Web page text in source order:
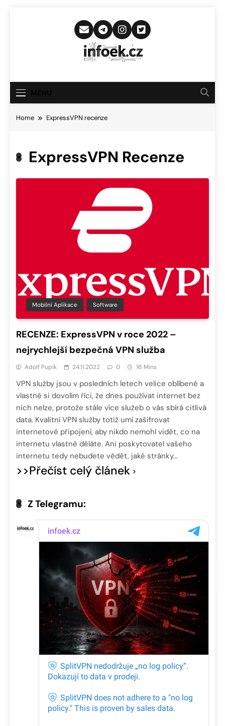
Infoek.cz
Novinkám
Home ExpressVPN recenze
ExpressVPN Recenze
Mobilní Aplikace Software
RECENZE: ExpressVPN v roce 2022 –
nejrychlejší bezpečná VPN služba
Adolf Pupík 24.11.2022 0 16 Mins
VPN služby jsou v posledních letech velice oblíbené a
vlastně si dovolím říci, že dnes používat internet bez
nich nelze, protože stále více služeb o vás sbírá citlivá
data. Kvalitní VPN služby totiž umí zašifrovat
internetové připojení, aby nikdo nemohl vidět, co na
internetu vlastně děláte. Ani poskytovatel vašeho
internetu tedy nebudete vědět, jaké stránky…
>>Přečíst celý článek
Z Telegramu: